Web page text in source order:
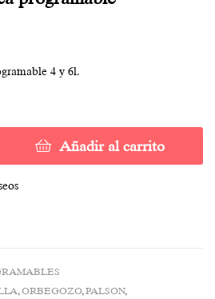
4 y 6l.
Añadir al carrito
,ORBEGOZO,PALSON,